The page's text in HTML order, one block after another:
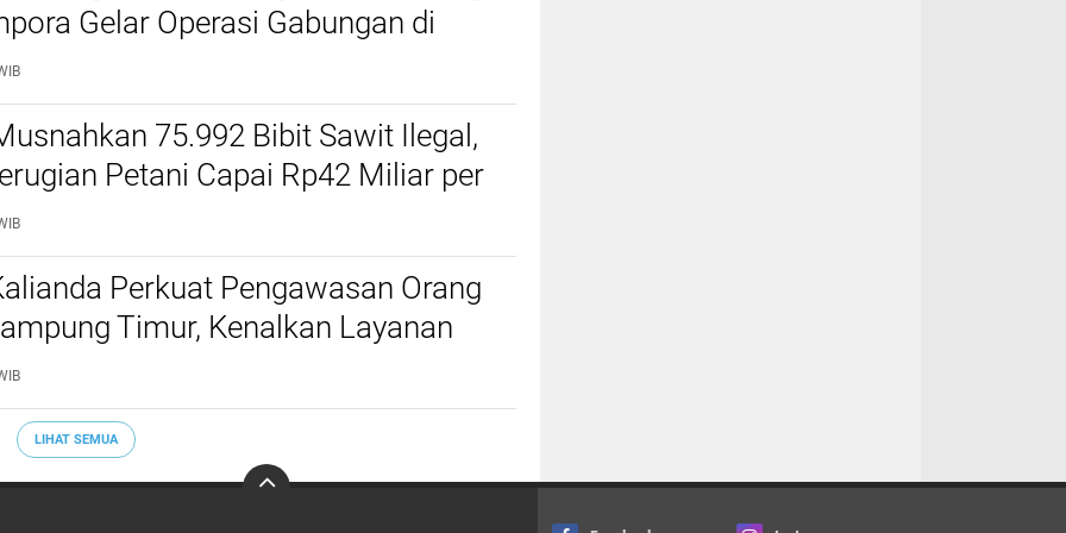
Gelar Operasi Gabungan di
dan Cimahi
75.992 Bibit Sawit Ilegal,
Petani Capai Rp42 Miliar per
Perkuat Pengawasan Orang
Timur, Kenalkan Layanan
LIHAT SEMUA